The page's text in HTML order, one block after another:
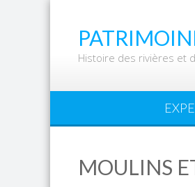
Histoire des rivières et
MOULINS